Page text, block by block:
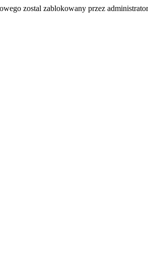
zostal zablokowany przez